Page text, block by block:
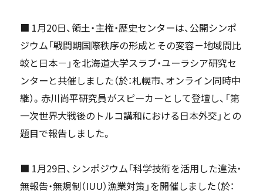
■ 1月20日、領土・主権・歴史センターは、公開シンポ
ジウム「戦間期国際秩序の形成とその変容－地域間比
較と日本－」を北海道大学スラブ・ユーラシア研究セ
ンターと共催しました（於：札幌市、オンライン同時中
継）。赤川尚平研究員がスピーカーとして登壇し、「第
一次世界大戦後のトルコ講和における日本外交」との
題目で報告しました。
■ 1月29日、シンポジウム「科学技術を活用した違法・
無報告・無規制（IUU）漁業対策」を開催しました（於：